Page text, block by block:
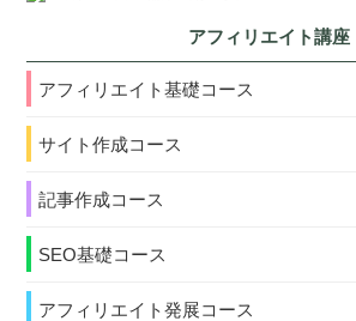
アフィリエイト講座
アフィリエイト基礎コース
サイト作成コース
記事作成コース
SEO基礎コース
アフィリエイト発展コース